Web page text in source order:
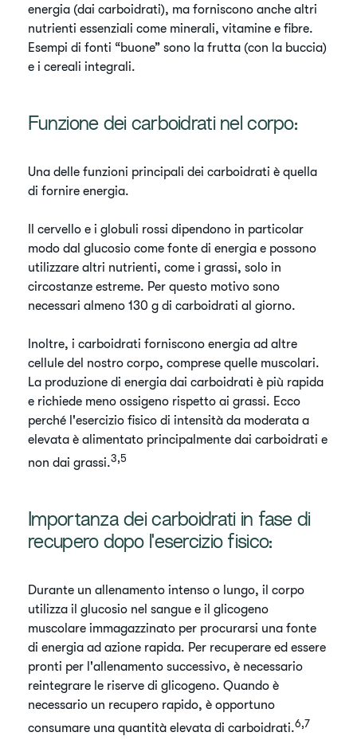
energia (dai carboidrati), ma forniscono anche altri
nutrienti essenziali come minerali, vitamine e fibre.
Esempi di fonti “buone” sono la frutta (con la buccia)
e i cereali integrali.
​Funzione dei carboidrati nel corpo:
​Una delle funzioni principali dei carboidrati è quella
di fornire energia.
​Il cervello e i globuli rossi dipendono in particolar
modo dal glucosio come fonte di energia e possono
utilizzare altri nutrienti, come i grassi, solo in
circostanze estreme. Per questo motivo sono
necessari almeno 130 g di carboidrati al giorno.
​Inoltre, i carboidrati forniscono energia ad altre
cellule del nostro corpo, comprese quelle muscolari.
La produzione di energia dai carboidrati è più rapida
e richiede meno ossigeno rispetto ai grassi. Ecco
perché l'esercizio fisico di intensità da moderata a
elevata è alimentato principalmente dai carboidrati e
non dai grassi.3,5
Importanza dei carboidrati in fase di
recupero dopo l'esercizio fisico:
​Durante un allenamento intenso o lungo, il corpo
utilizza il glucosio nel sangue e il glicogeno
muscolare immagazzinato per procurarsi una fonte
di energia ad azione rapida. Per recuperare ed essere
pronti per l'allenamento successivo, è necessario
reintegrare le riserve di glicogeno. Quando è
necessario un recupero rapido, è opportuno
consumare una quantità elevata di carboidrati.6,7